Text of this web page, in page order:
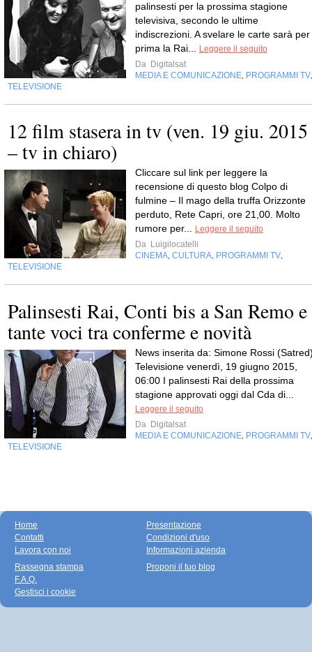
palinsesti per la prossima stagione
televisiva, secondo le ultime
indiscrezioni. A svelare le carte sarà per
prima la Rai...
Leggere il seguito
Da Digitalsat
MEDIA E COMUNICAZIONE PROGRAMMI TV
TELEVISIONE
12 film stasera in tv (ven. 19 giu. 2015
– tv in chiaro)
Cliccare sul link per leggere la
recensione di questo blog Colpo di
fulmine – Il mago della truffa Orizzonte
perduto, Rete Capri, ore 21,00. Molto
rumore per...
Leggere il seguito
Da Luigilocatelli
CINEMA CULTURA PROGRAMMI TV
TELEVISIONE
Palinsesti Rai, Conti bis a San Remo e
tante voci tra conferme e novità
News inserita da: Simone Rossi
Televisione venerdì, 19 giugno 2015,
06:00 I palinsesti Rai della prossima
stagione approvati oggi dal Cda di...
Leggere il seguito
Da Digitalsat
MEDIA E COMUNICAZIONE PROGRAMMI TV
TELEVISIONE
Home
Contatti
Lavora con noi
Presentazione
Condizioni d'uso
Informazioni azienda
Rassegna stampa
F.A.Q.
Gestisci i cookie
Proponi il tuo blog